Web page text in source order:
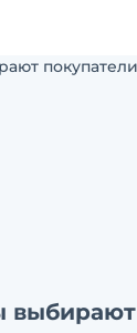
выбирают